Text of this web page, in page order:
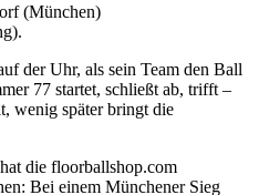
(München)
der Uhr, als sein Team den Ball
77 startet, schließt ab, trifft –
wenig später bringt die
die floorballshop.com
Bei einem Münchener Sieg